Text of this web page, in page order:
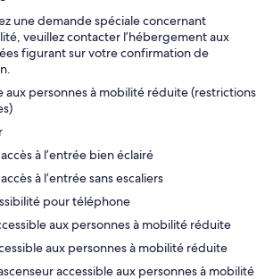
une demande spéciale concernant
veuillez contacter l’hébergement aux
figurant sur votre confirmation de
aux personnes à mobilité réduite (restrictions
à l’entrée bien éclairé
à l’entrée sans escaliers
pour téléphone
aux personnes à mobilité réduite
aux personnes à mobilité réduite
accessible aux personnes à mobilité